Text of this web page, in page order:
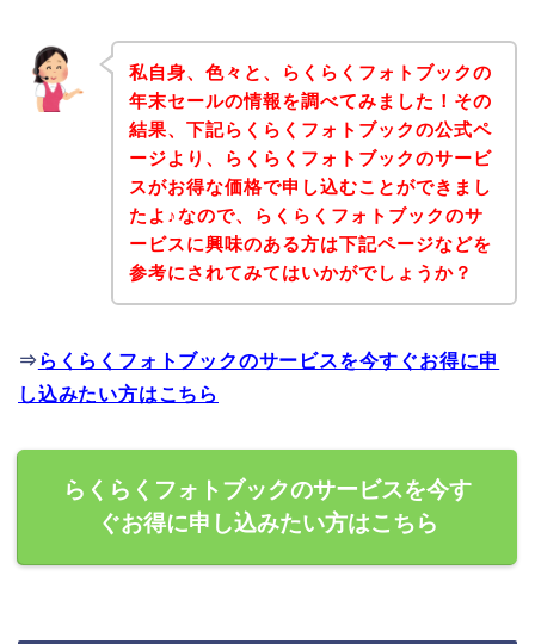
私自身、色々と、らくらくフォトブックの
年末セールの情報を調べてみました！その
結果、下記らくらくフォトブックの公式ペ
ージより、らくらくフォトブックのサービ
スがお得な価格で申し込むことができまし
たよ♪なので、らくらくフォトブックのサ
ービスに興味のある方は下記ページなどを
参考にされてみてはいかがでしょうか？
⇒ らくらくフォトブックのサービスを今すぐお得に申
し込みたい方はこちら
らくらくフォトブックのサービスを今す
ぐお得に申し込みたい方はこちら